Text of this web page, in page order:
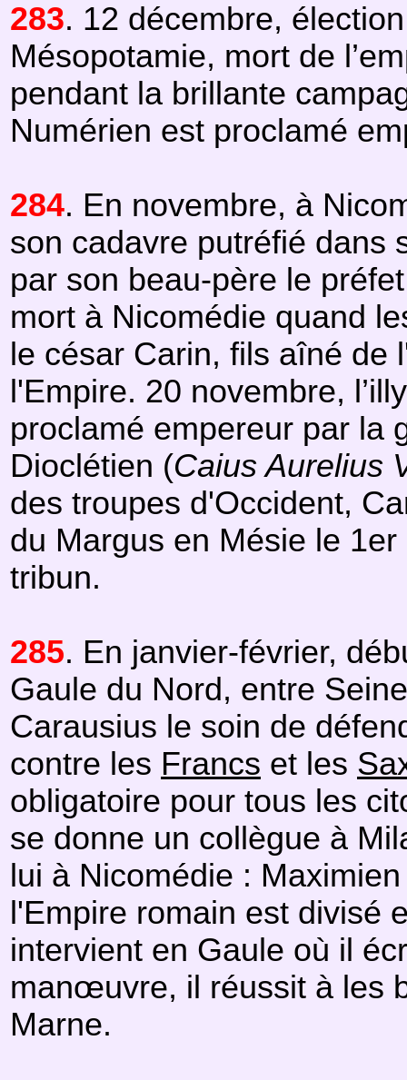
283. 12 décembre,
Mésopotamie, mort de
pendant la brillante
Numérien est proclamé
284. En novembre, à
son cadavre putréfié dans
par son beau-père le
mort à Nicomédie quand
le césar Carin, fils aîné
l'Empire. 20 novembre,
proclamé empereur par la
Dioclétien (Caius Aurelius
des troupes d'Occident,
du Margus en Mésie le
tribun.
285. En janvier-février,
Gaule du Nord, entre
Carausius le soin de
contre les Francs et les
obligatoire pour tous les
se donne un collègue à
lui à Nicomédie :
l'Empire romain est divisé
intervient en Gaule où il
manœuvre, il réussit à les
Marne.